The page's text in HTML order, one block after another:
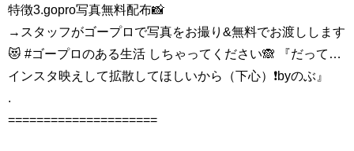
特徴3.gopro写真無料配布📸
→スタッフがゴープロで写真をお撮り&無料でお渡しします
😻 #ゴープロのある生活 しちゃってください🙈 『だって…
インスタ映えして拡散してほしいから（下心）❗️byのぶ』
.
=====================